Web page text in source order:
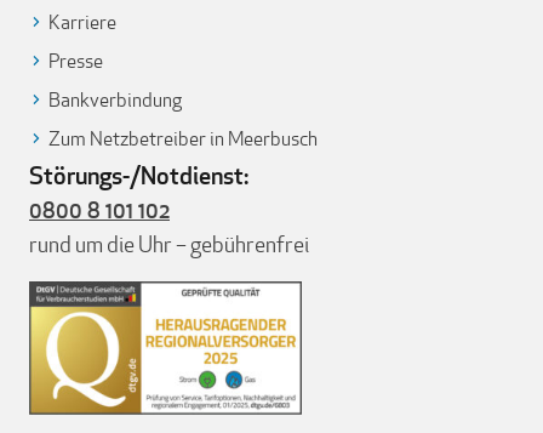
Karriere
Presse
Bankverbindung
Zum Netzbetreiber in Meerbusch
Störungs-/Notdienst:
0800 8 101 102
rund um die Uhr – gebührenfrei